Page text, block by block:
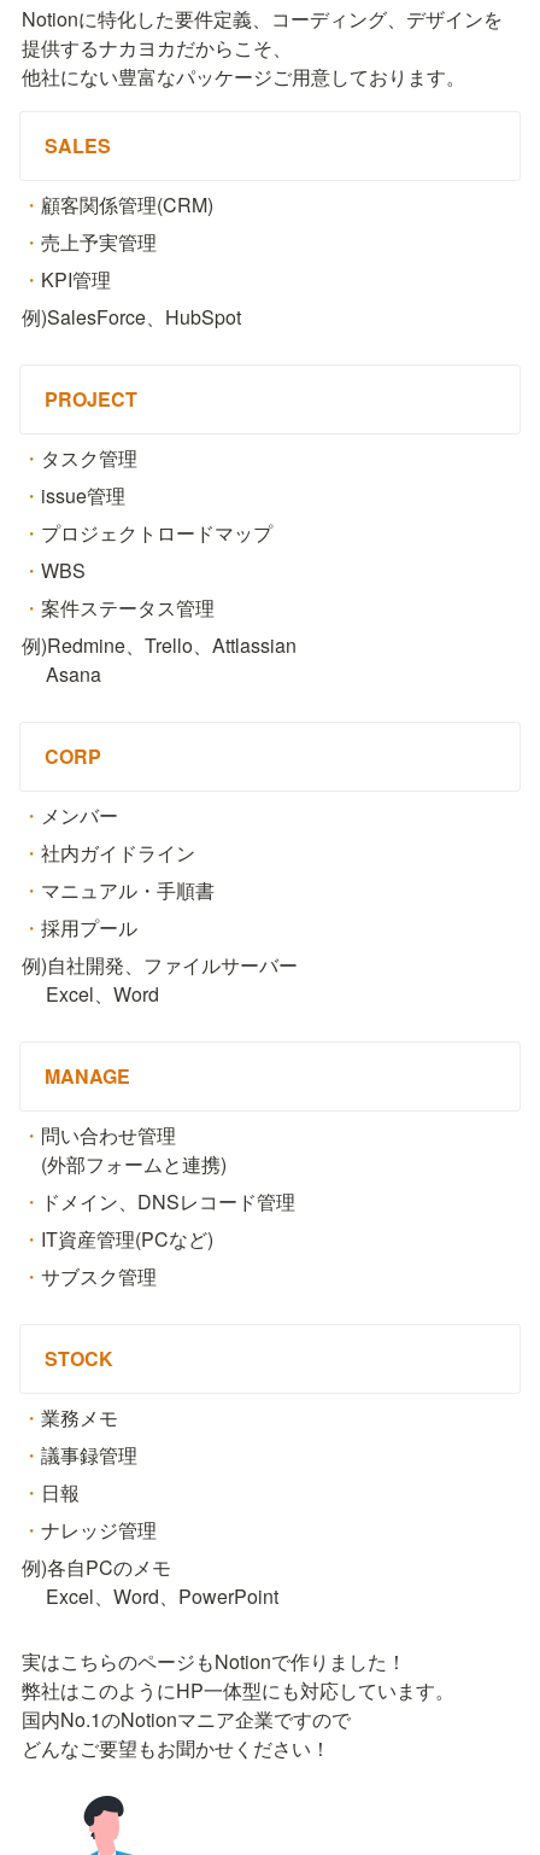
Notionに特化した要件定義、コーディング、デザインを
提供するナカヨカだからこそ、
他社にない豊富なパッケージご用意しております。
SALES
・ 顧客関係管理(CRM)
・ 売上予実管理
・ KPI管理
例)SalesForce、HubSpot
PROJECT
・ タスク管理
・ issue管理
・ プロジェクトロードマップ
・ WBS
・ 案件ステータス管理
例)Redmine、Trello、Attlassian
Asana
CORP
・ メンバー
・ 社内ガイドライン
・ マニュアル・手順書
・ 採用プール
例)自社開発、ファイルサーバー
Excel、Word
MANAGE
・ 問い合わせ管理
(外部フォームと連携)
・ ドメイン、DNSレコード管理
・ IT資産管理(PCなど)
・ サブスク管理
STOCK
・ 業務メモ
・ 議事録管理
・ 日報
・ ナレッジ管理
例)各自PCのメモ
Excel、Word、PowerPoint
実はこちらのページもNotionで作りました！
弊社はこのようにHP一体型にも対応しています。
国内No.1のNotionマニア企業ですので
どんなご要望もお聞かせください！